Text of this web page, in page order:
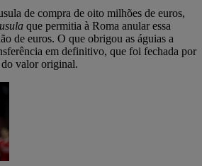
de compra de oito milhões de euros,
que permitia à Roma anular essa
de euros. O que obrigou as águias a
em definitivo, que foi fechada por
valor original.